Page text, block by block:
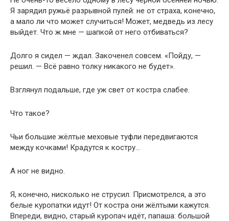
Я зарядил ружьё разрывной пулей: не от страха, конечно,
а мало ли что может случиться! Может, медведь из лесу
выйдет. Что ж мне — шапкой от него отбиваться?
Долго я сидел — ждал. Закоченел совсем. «Пойду, —
решил. — Всё равно толку никакого не будет».
Взглянул подальше, где уж свет от костра слабее.
Что такое?
Чьи большие жёлтые меховые туфли передвигаются
между кочками! Крадутся к костру…
А ног не видно.
Я, конечно, нисколько не струсил. Присмотрелся, а это
белые куропатки идут! От костра они жёлтыми кажутся.
Впереди, видно, старый куропач идёт, папаша: большой